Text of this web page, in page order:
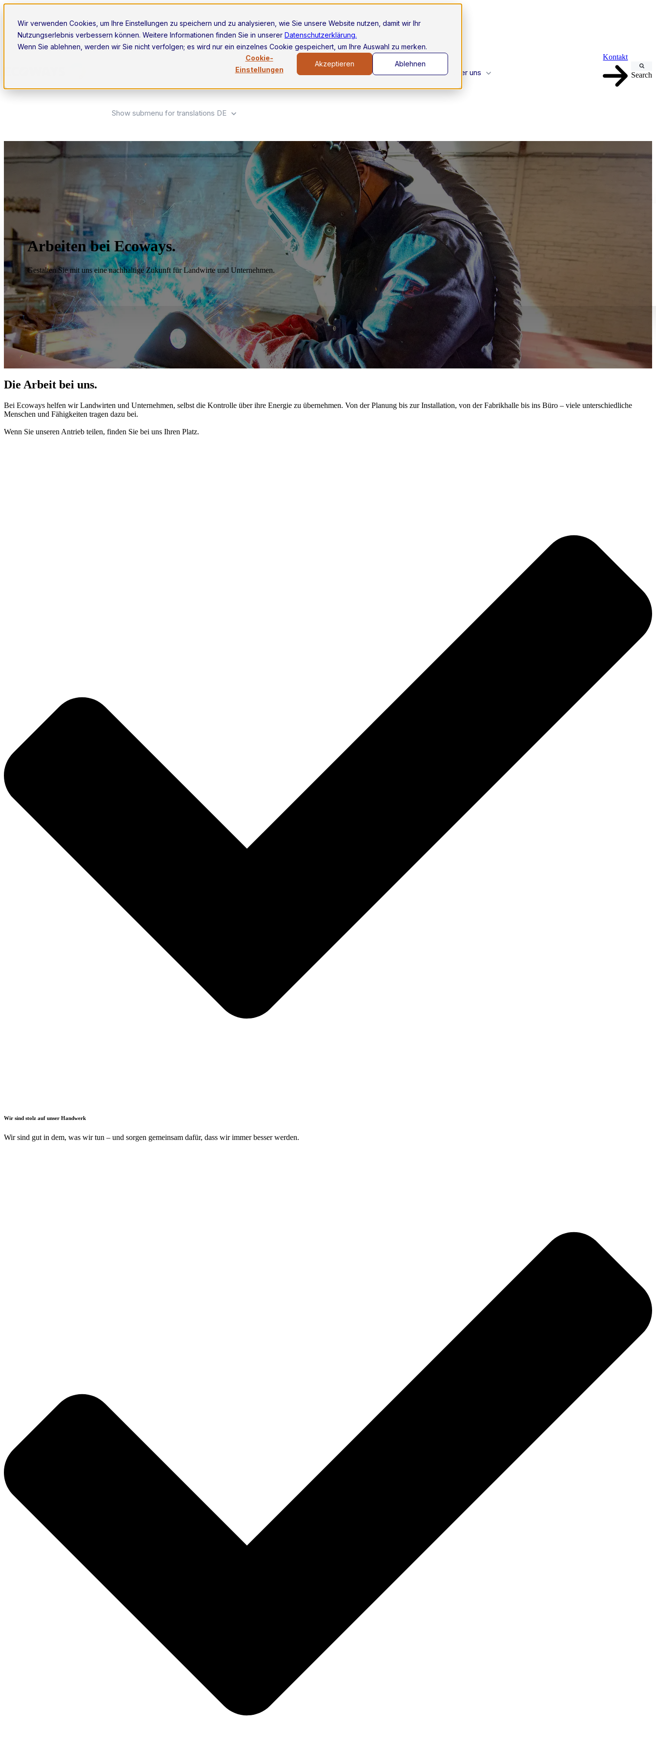
Wir verwenden Cookies, um Ihre Einstellungen zu speichern und zu analysieren, wie Sie unsere Website nutzen, damit wir Ihr
Nutzungserlebnis verbessern können. Weitere Informationen finden Sie in unserer Datenschutzerklärung.
Wenn Sie ablehnen, werden wir Sie nicht verfolgen; es wird nur ein einzelnes Cookie gespeichert, um Ihre Auswahl zu merken.
Cookie-
Einstellungen
Akzeptieren Ablehnen
Show submenu for Unsere Lösungen Unsere Lösungen Show submenu for Für wen?
Dienstleistungen Show submenu for Über uns Über uns
Show submenu for translations DE
Kontakt
Search
Arbeiten bei Ecoways.
Gestalten Sie mit uns eine nachhaltige Zukunft für Landwirte und Unternehmen.
Die Arbeit bei uns.
Bei Ecoways helfen wir Landwirten und Unternehmen, selbst die Kontrolle über ihre Energie zu übernehmen. Von der Planung bis zur Installation, von der Fabrikhalle bis ins Büro – viele unterschiedliche
Menschen und Fähigkeiten tragen dazu bei.
Wenn Sie unseren Antrieb teilen, finden Sie bei uns Ihren Platz.
Wir sind stolz auf unser Handwerk
Wir sind gut in dem, was wir tun – und sorgen gemeinsam dafür, dass wir immer besser werden.